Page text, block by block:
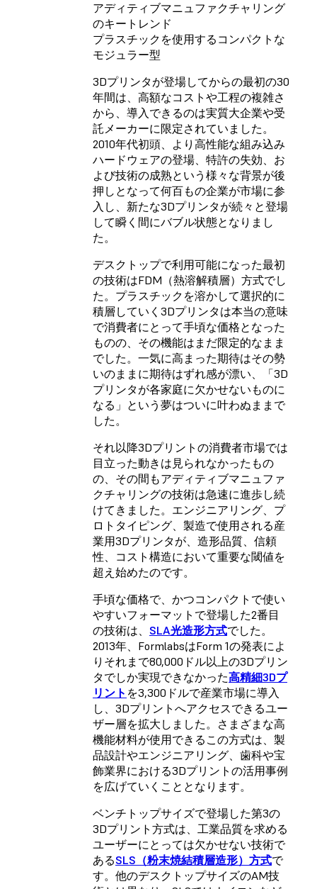
アディティブマニュファクチャリング
のキートレンド
プラスチックを使用するコンパクトな
モジュラー型
3Dプリンタが登場してからの最初の30
年間は、高額なコストや工程の複雑さ
から、導入できるのは実質大企業や受
託メーカーに限定されていました。
2010年代初頭、より高性能な組み込み
ハードウェアの登場、特許の失効、お
よび技術の成熟という様々な背景が後
押しとなって何百もの企業が市場に参
入し、新たな3Dプリンタが続々と登場
して瞬く間にバブル状態となりまし
た。
デスクトップで利用可能になった最初
の技術はFDM（熱溶解積層）方式でし
た。プラスチックを溶かして選択的に
積層していく3Dプリンタは本当の意味
で消費者にとって手頃な価格となった
ものの、その機能はまだ限定的なまま
でした。一気に高まった期待はその勢
いのままに期待はずれ感が漂い、「3D
プリンタが各家庭に欠かせないものに
なる」という夢はついに叶わぬままで
した。
それ以降3Dプリントの消費者市場では
目立った動きは見られなかったもの
の、その間もアディティブマニュファ
クチャリングの技術は急速に進歩し続
けてきました。エンジニアリング、プ
ロトタイピング、製造で使用される産
業用3Dプリンタが、造形品質、信頼
性、コスト構造において重要な閾値を
超え始めたのです。
手頃な価格で、かつコンパクトで使い
やすいフォーマットで登場した2番目
の技術は、 SLA光造形方式でした。
2013年、FormlabsはForm 1の発表によ
りそれまで80,000ドル以上の3Dプリン
タでしか実現できなかった高精細3Dプ
リント を3,300ドルで産業市場に導入
し、3Dプリントへアクセスできるユー
ザー層を拡大しました。さまざまな高
機能材料が使用できるこの方式は、製
品設計やエンジニアリング、歯科や宝
飾業界における3Dプリントの活用事例
を広げていくこととなります。
ベンチトップサイズで登場した第3の
3Dプリント方式は、工業品質を求める
ユーザーにとっては欠かせない技術で
あるSLS（粉末焼結積層造形）方式で
す。他のデスクトップサイズのAM技